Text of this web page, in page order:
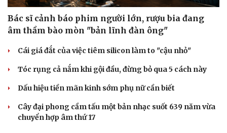
Hạt giống tâm hồn
Bác sĩ cảnh báo phim người lớn, rượu bia đang
âm thầm bào mòn "bản lĩnh đàn ông"
Cái giá đắt của việc tiêm silicon làm to "cậu nhỏ"
Tóc rụng cả nắm khi gội đầu, đừng bỏ qua 5 cách này
Dấu hiệu tiền mãn kinh sớm phụ nữ cần biết
Cây đại phong cầm tấu một bản nhạc suốt 639 năm vừa
chuyển hợp âm thứ 17